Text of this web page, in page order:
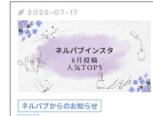
2025-07-17
ネルパブからのお知らせ